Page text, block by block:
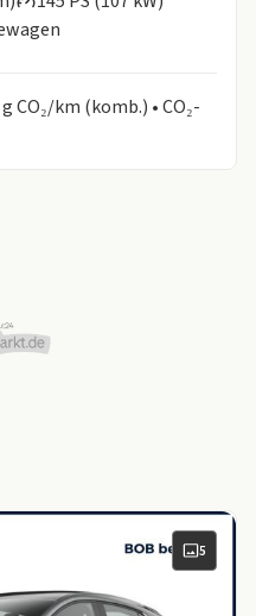
CO₂/km (komb.) • CO₂-
5